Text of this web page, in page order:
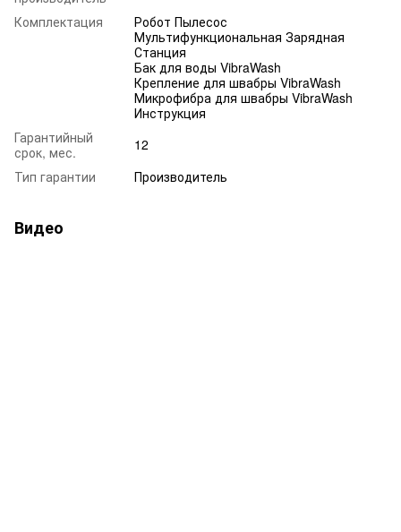
Комплектация
Робот Пылесос
Мультифункциональная Зарядная
Станция
Бак для воды VibraWash
Крепление для швабры VibraWash
Микрофибра для швабры VibraWash
Инструкция
Гарантийный
срок, мес.
12
Тип гарантии
Производитель
Видео